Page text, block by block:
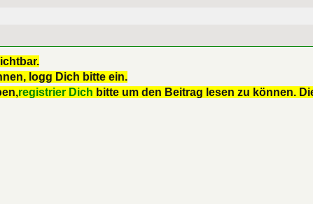
logg Dich bitte ein.
registrier Dich bitte um den Beitrag lesen zu können.